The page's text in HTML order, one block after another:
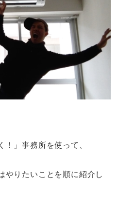
！」事務所を使って、
やりたいことを順に紹介し